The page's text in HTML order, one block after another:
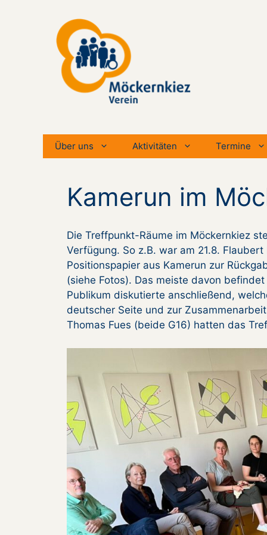
Über uns Aktivitäten Termine
Kamerun im
Die Treffpunkt-Räume im Möckernkiez
Verfügung. So z.B. war am 21.8.
Positionspapier aus Kamerun zur
(siehe Fotos). Das meiste davon
Publikum diskutierte anschließend,
deutscher Seite und zur
Thomas Fues (beide G16) hatten das